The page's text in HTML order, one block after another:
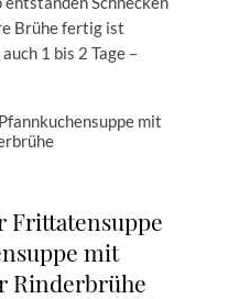
Brühe fertig ist
1 bis 2 Tage –
Frittatensuppe
mit
Rinderbrühe